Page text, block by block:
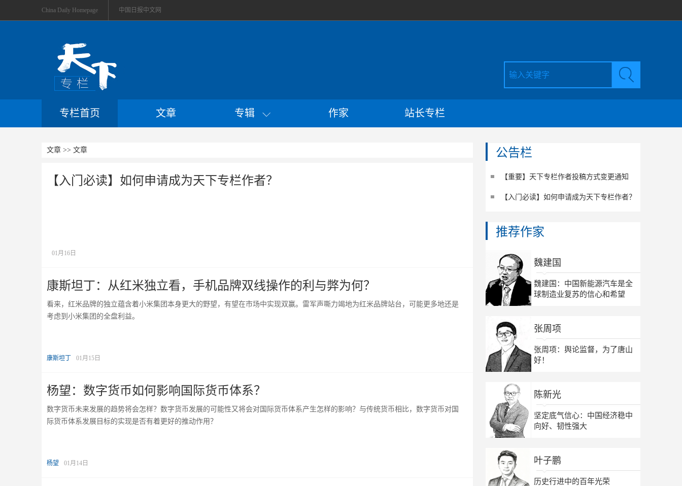
China Daily Homepage 中国日报中文网
专栏首页 文章 专辑 作家 站长专栏
文章 >> 文章
【入门必读】如何申请成为天下专栏作者？
01月16日
康斯坦丁：从红米独立看，手机品牌双线操作的利与弊为何？
看来，红米品牌的独立蕴含着小米集团本身更大的野望，有望在市场中实现双赢。雷军声嘶力竭地为红米品牌站台，可能更多地还是
考虑到小米集团的全盘利益。
康斯坦丁 01月15日
杨望：数字货币如何影响国际货币体系？
数字货币未来发展的趋势将会怎样？数字货币发展的可能性又将会对国际货币体系产生怎样的影响？与传统货币相比，数字货币对国
际货币体系发展目标的实现是否有着更好的推动作用？
杨望 01月14日
公告栏
【重要】天下专栏作者投稿方式变更通知
【入门必读】如何申请成为天下专栏作者？
推荐作家
魏建国
魏建国：中国新能源汽车是全
球制造业复苏的信心和希望
张周项
张周项：舆论监督，为了唐山
好！
陈新光
坚定底气信心：中国经济稳中
向好、韧性强大
叶子鹏
历史行进中的百年光荣